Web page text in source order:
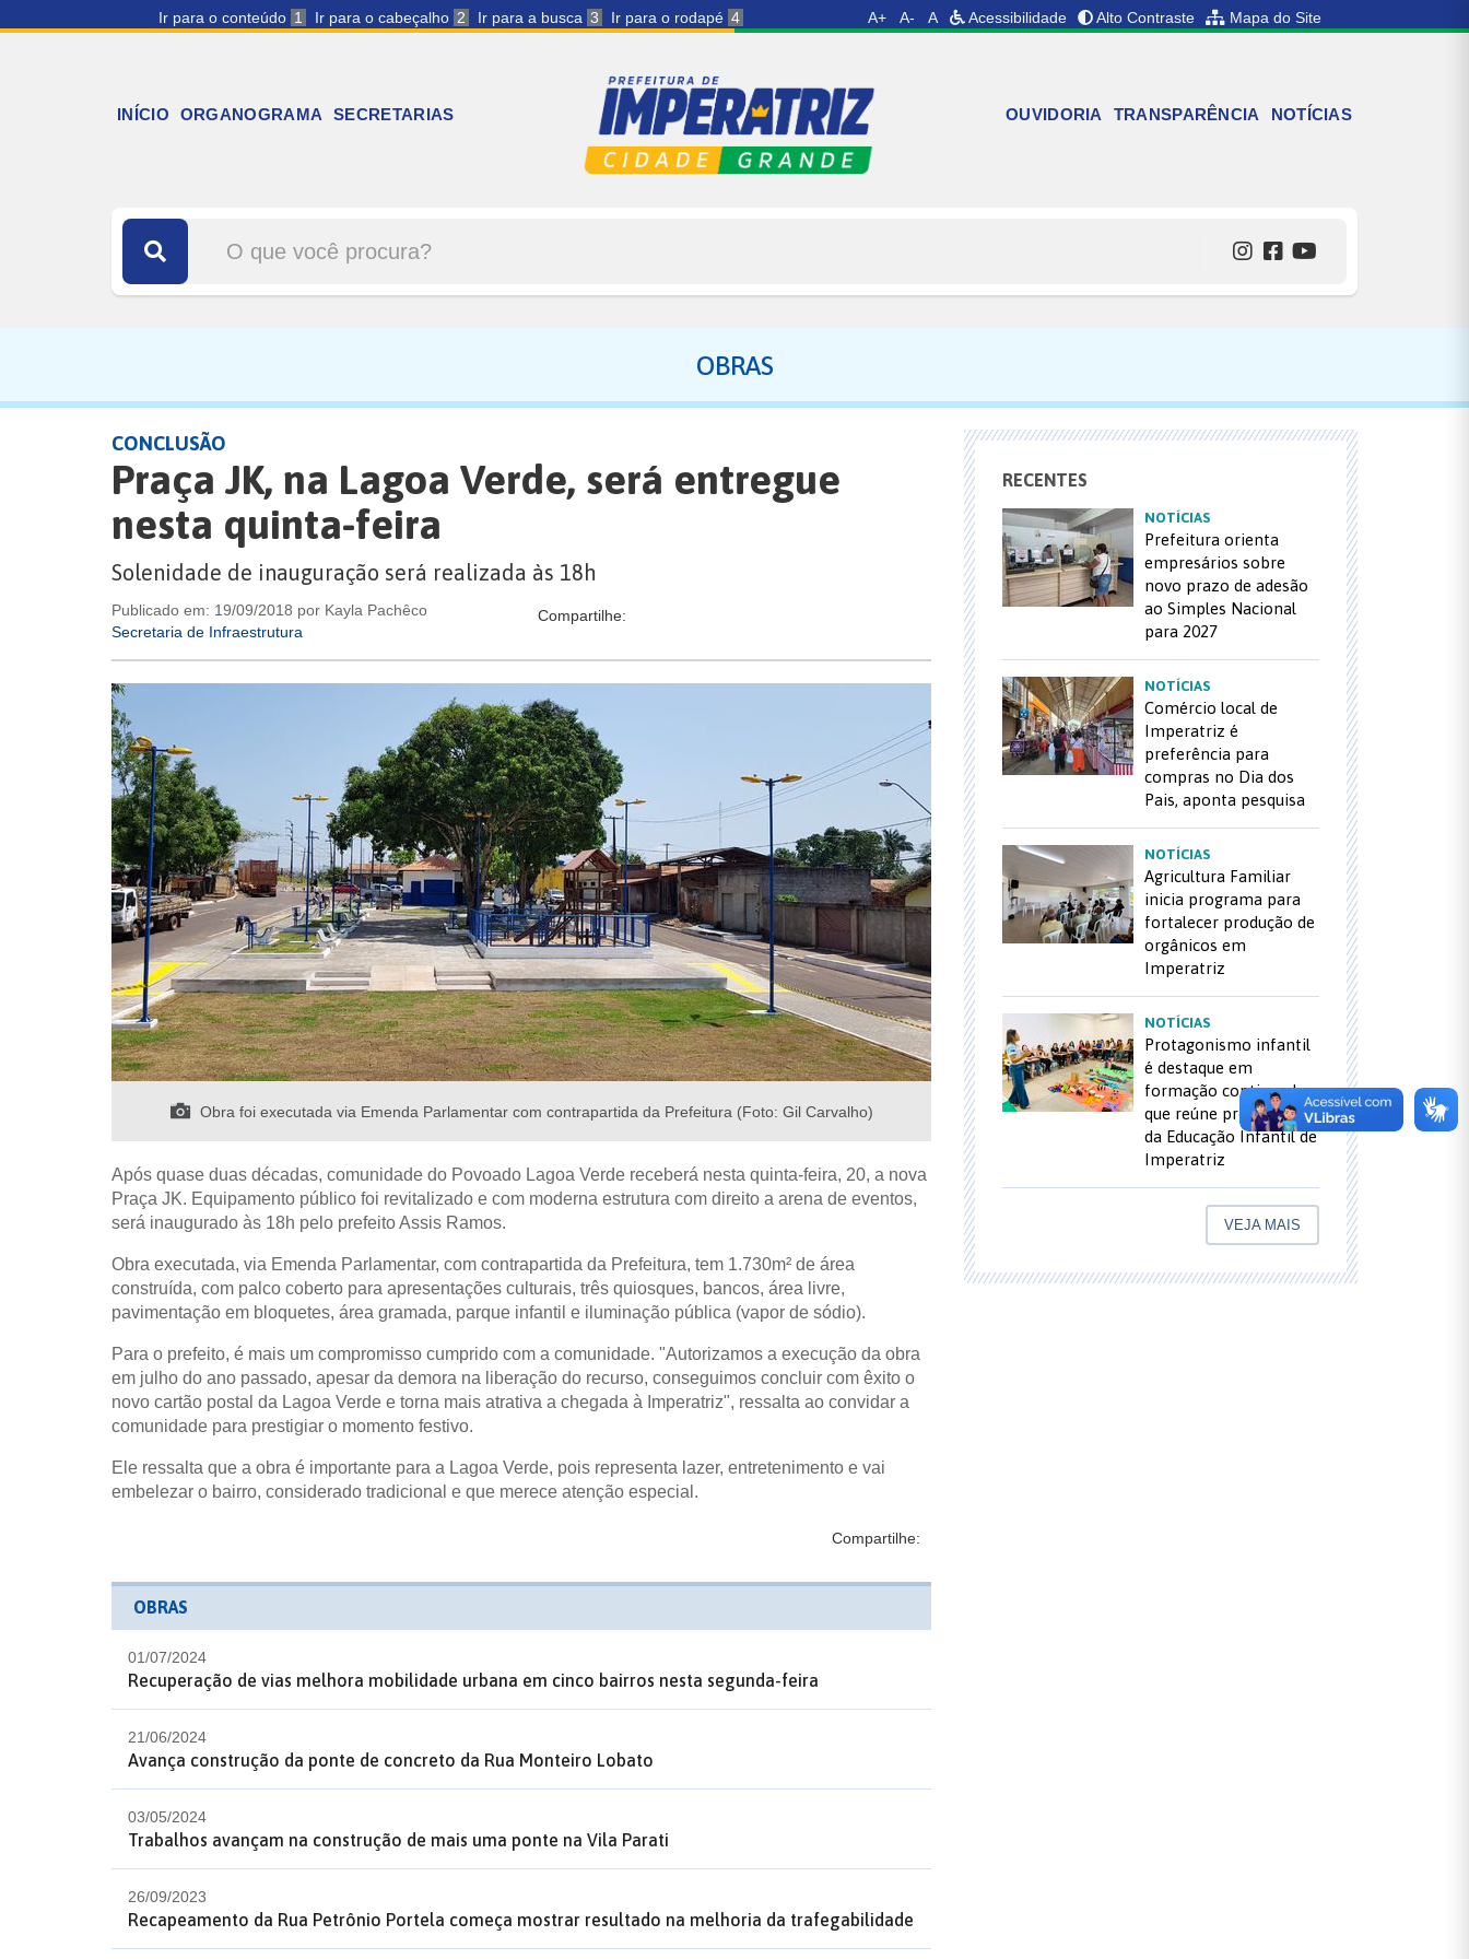
Ir para o conteúdo 1 Ir para o cabeçalho 2 Ir para a busca 3 Ir para o rodapé 4 A+ A- A Acessibilidade Alto Contraste Mapa do Site
INÍCIO ORGANOGRAMA SECRETARIAS OUVIDORIA TRANSPARÊNCIA NOTÍCIAS
OBRAS
CONCLUSÃO
Praça JK, na Lagoa Verde, será entregue
nesta quinta-feira
Solenidade de inauguração será realizada às 18h
Publicado em: 19/09/2018 por Kayla Pachêco
Secretaria de Infraestrutura
Compartilhe:
Obra foi executada via Emenda Parlamentar com contrapartida da Prefeitura (Foto: Gil Carvalho)
Após quase duas décadas, comunidade do Povoado Lagoa Verde receberá nesta quinta-feira, 20, a nova
Praça JK. Equipamento público foi revitalizado e com moderna estrutura com direito a arena de eventos,
será inaugurado às 18h pelo prefeito Assis Ramos.
Obra executada, via Emenda Parlamentar, com contrapartida da Prefeitura, tem 1.730m² de área
construída, com palco coberto para apresentações culturais, três quiosques, bancos, área livre,
pavimentação em bloquetes, área gramada, parque infantil e iluminação pública (vapor de sódio).
Para o prefeito, é mais um compromisso cumprido com a comunidade. "Autorizamos a execução da obra
em julho do ano passado, apesar da demora na liberação do recurso, conseguimos concluir com êxito o
novo cartão postal da Lagoa Verde e torna mais atrativa a chegada à Imperatriz", ressalta ao convidar a
comunidade para prestigiar o momento festivo.
Ele ressalta que a obra é importante para a Lagoa Verde, pois representa lazer, entretenimento e vai
embelezar o bairro, considerado tradicional e que merece atenção especial.
Compartilhe:
OBRAS
01/07/2024
Recuperação de vias melhora mobilidade urbana em cinco bairros nesta segunda-feira
21/06/2024
Avança construção da ponte de concreto da Rua Monteiro Lobato
03/05/2024
Trabalhos avançam na construção de mais uma ponte na Vila Parati
26/09/2023
Recapeamento da Rua Petrônio Portela começa mostrar resultado na melhoria da trafegabilidade
RECENTES
NOTÍCIAS
Prefeitura orienta
empresários sobre
novo prazo de adesão
ao Simples Nacional
para 2027
NOTÍCIAS
Comércio local de
Imperatriz é
preferência para
compras no Dia dos
Pais, aponta pesquisa
NOTÍCIAS
Agricultura Familiar
inicia programa para
fortalecer produção de
orgânicos em
Imperatriz
NOTÍCIAS
Protagonismo infantil
é destaque em
formação continuada
que reúne profissionais
da Educação Infantil de
Imperatriz
VEJA MAIS